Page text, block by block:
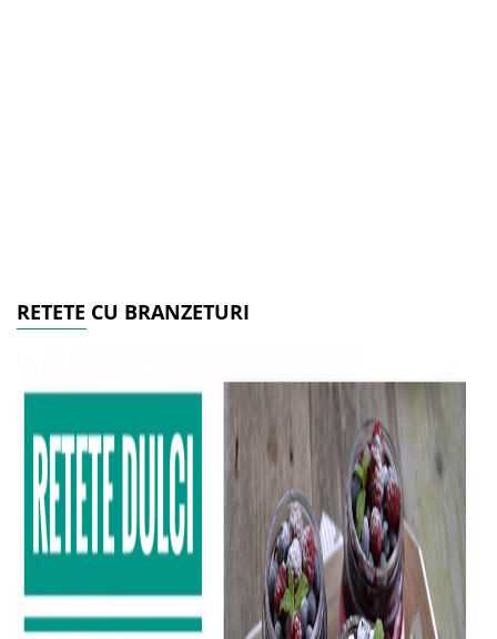
RETETE CU BRANZETURI